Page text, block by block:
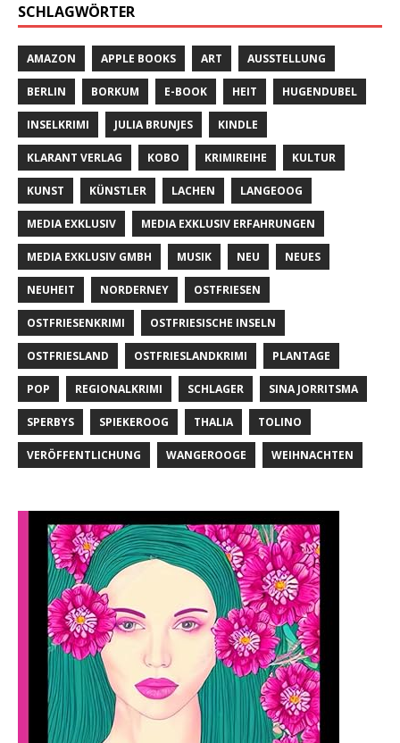
SCHLAGWÖRTER
AMAZON APPLE BOOKS ART AUSSTELLUNG
BERLIN BORKUM E-BOOK HEIT HUGENDUBEL
INSELKRIMI JULIA BRUNJES KINDLE
KLARANT VERLAG KOBO KRIMIREIHE KULTUR
KUNST KÜNSTLER LACHEN LANGEOOG
MEDIA EXKLUSIV MEDIA EXKLUSIV ERFAHRUNGEN
MEDIA EXKLUSIV GMBH MUSIK NEU NEUES
NEUHEIT NORDERNEY OSTFRIESEN
OSTFRIESENKRIMI OSTFRIESISCHE INSELN
OSTFRIESLAND OSTFRIESLANDKRIMI PLANTAGE
POP REGIONALKRIMI SCHLAGER SINA JORRITSMA
SPERBYS SPIEKEROOG THALIA TOLINO
VERÖFFENTLICHUNG WANGEROOGE WEIHNACHTEN